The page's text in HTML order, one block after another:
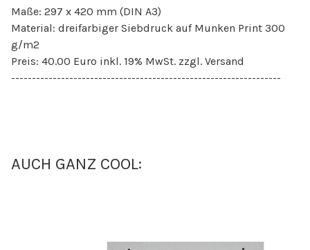
Maße: 297 x 420 mm (DIN A3)
Material: dreifarbiger Siebdruck auf Munken Print 300
g/m2
Preis: 40.00 Euro inkl. 19% MwSt. zzgl. Versand
-----------------------------------------------------------------
AUCH GANZ COOL: